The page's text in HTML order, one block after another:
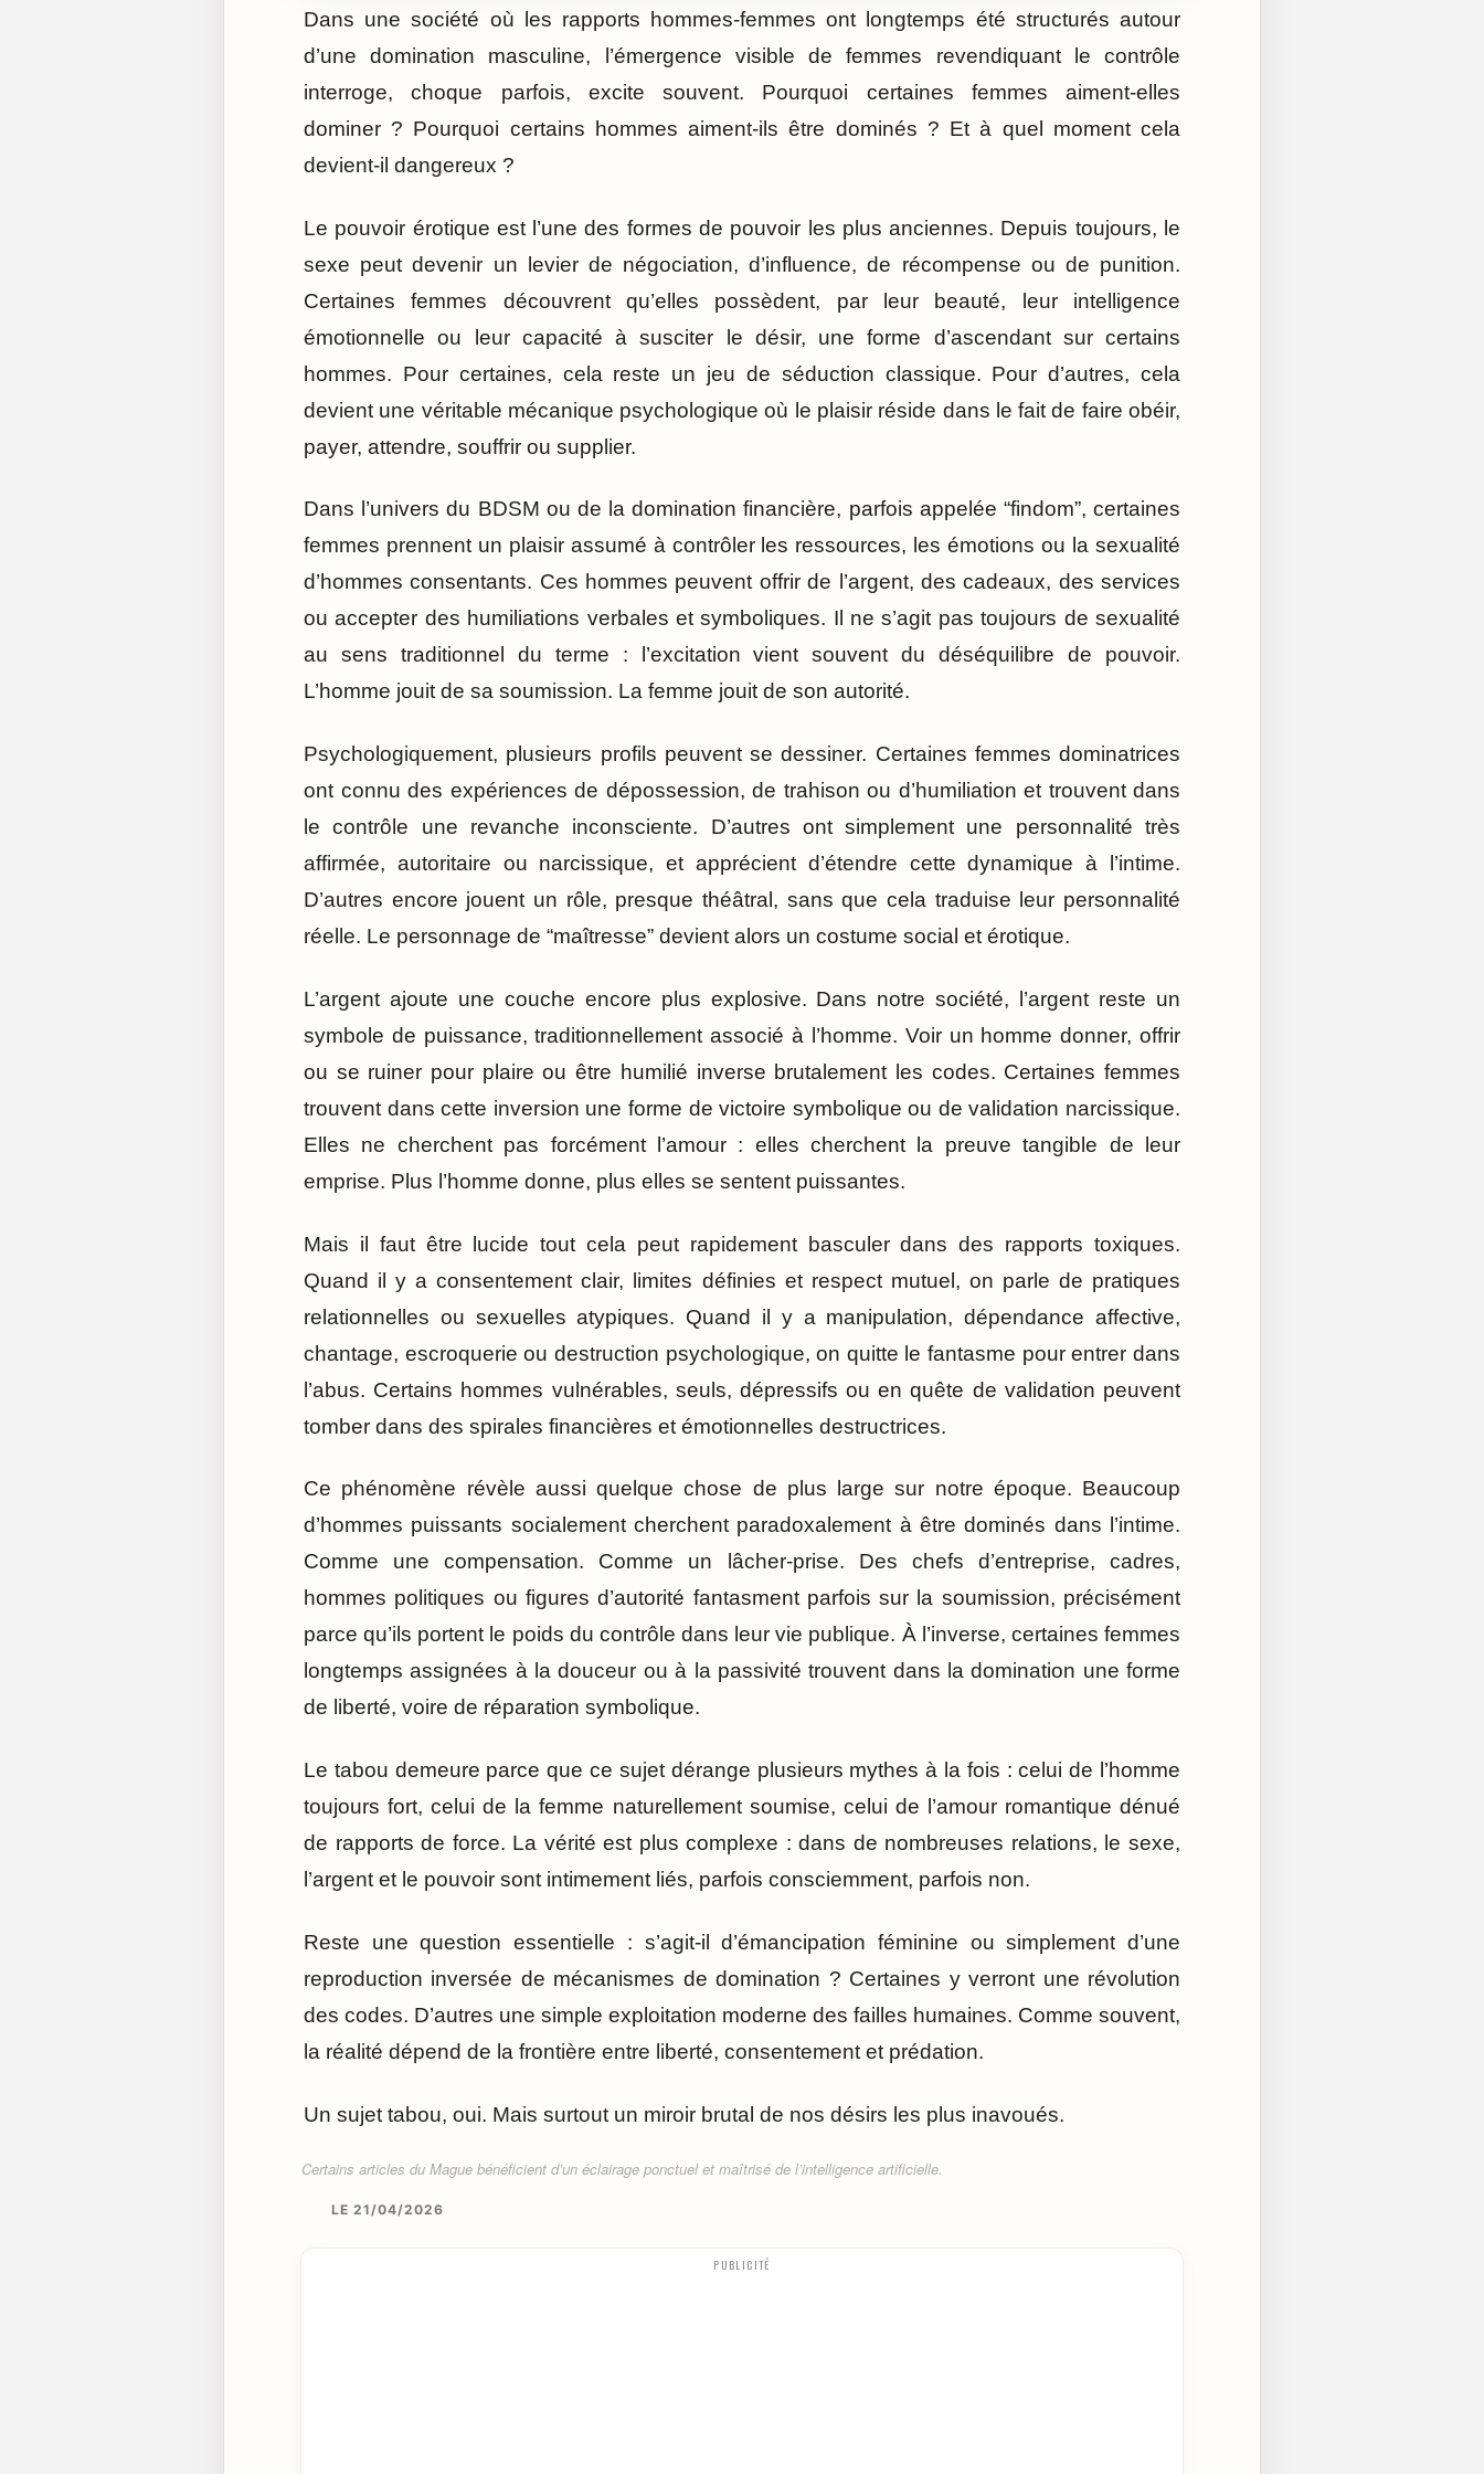
Dans une société où les rapports hommes-femmes ont longtemps été structurés autour
d’une domination masculine, l’émergence visible de femmes revendiquant le contrôle
interroge, choque parfois, excite souvent. Pourquoi certaines femmes aiment-elles
dominer ? Pourquoi certains hommes aiment-ils être dominés ? Et à quel moment cela
devient-il dangereux ?
Le pouvoir érotique est l’une des formes de pouvoir les plus anciennes. Depuis toujours, le
sexe peut devenir un levier de négociation, d’influence, de récompense ou de punition.
Certaines femmes découvrent qu’elles possèdent, par leur beauté, leur intelligence
émotionnelle ou leur capacité à susciter le désir, une forme d’ascendant sur certains
hommes. Pour certaines, cela reste un jeu de séduction classique. Pour d’autres, cela
devient une véritable mécanique psychologique où le plaisir réside dans le fait de faire obéir,
payer, attendre, souffrir ou supplier.
Dans l’univers du BDSM ou de la domination financière, parfois appelée “findom”, certaines
femmes prennent un plaisir assumé à contrôler les ressources, les émotions ou la sexualité
d’hommes consentants. Ces hommes peuvent offrir de l’argent, des cadeaux, des services
ou accepter des humiliations verbales et symboliques. Il ne s’agit pas toujours de sexualité
au sens traditionnel du terme : l’excitation vient souvent du déséquilibre de pouvoir.
L’homme jouit de sa soumission. La femme jouit de son autorité.
Psychologiquement, plusieurs profils peuvent se dessiner. Certaines femmes dominatrices
ont connu des expériences de dépossession, de trahison ou d’humiliation et trouvent dans
le contrôle une revanche inconsciente. D’autres ont simplement une personnalité très
affirmée, autoritaire ou narcissique, et apprécient d’étendre cette dynamique à l’intime.
D’autres encore jouent un rôle, presque théâtral, sans que cela traduise leur personnalité
réelle. Le personnage de “maîtresse” devient alors un costume social et érotique.
L’argent ajoute une couche encore plus explosive. Dans notre société, l’argent reste un
symbole de puissance, traditionnellement associé à l’homme. Voir un homme donner, offrir
ou se ruiner pour plaire ou être humilié inverse brutalement les codes. Certaines femmes
trouvent dans cette inversion une forme de victoire symbolique ou de validation narcissique.
Elles ne cherchent pas forcément l’amour : elles cherchent la preuve tangible de leur
emprise. Plus l’homme donne, plus elles se sentent puissantes.
Mais il faut être lucide tout cela peut rapidement basculer dans des rapports toxiques.
Quand il y a consentement clair, limites définies et respect mutuel, on parle de pratiques
relationnelles ou sexuelles atypiques. Quand il y a manipulation, dépendance affective,
chantage, escroquerie ou destruction psychologique, on quitte le fantasme pour entrer dans
l’abus. Certains hommes vulnérables, seuls, dépressifs ou en quête de validation peuvent
tomber dans des spirales financières et émotionnelles destructrices.
Ce phénomène révèle aussi quelque chose de plus large sur notre époque. Beaucoup
d’hommes puissants socialement cherchent paradoxalement à être dominés dans l’intime.
Comme une compensation. Comme un lâcher-prise. Des chefs d’entreprise, cadres,
hommes politiques ou figures d’autorité fantasment parfois sur la soumission, précisément
parce qu’ils portent le poids du contrôle dans leur vie publique. À l’inverse, certaines femmes
longtemps assignées à la douceur ou à la passivité trouvent dans la domination une forme
de liberté, voire de réparation symbolique.
Le tabou demeure parce que ce sujet dérange plusieurs mythes à la fois : celui de l’homme
toujours fort, celui de la femme naturellement soumise, celui de l’amour romantique dénué
de rapports de force. La vérité est plus complexe : dans de nombreuses relations, le sexe,
l’argent et le pouvoir sont intimement liés, parfois consciemment, parfois non.
Reste une question essentielle : s’agit-il d’émancipation féminine ou simplement d’une
reproduction inversée de mécanismes de domination ? Certaines y verront une révolution
des codes. D’autres une simple exploitation moderne des failles humaines. Comme souvent,
la réalité dépend de la frontière entre liberté, consentement et prédation.
Un sujet tabou, oui. Mais surtout un miroir brutal de nos désirs les plus inavoués.
Certains articles du Mague bénéficient d’un éclairage ponctuel et maîtrisé de l’intelligence artificielle.
LE 21/04/2026
PUBLICITÉ